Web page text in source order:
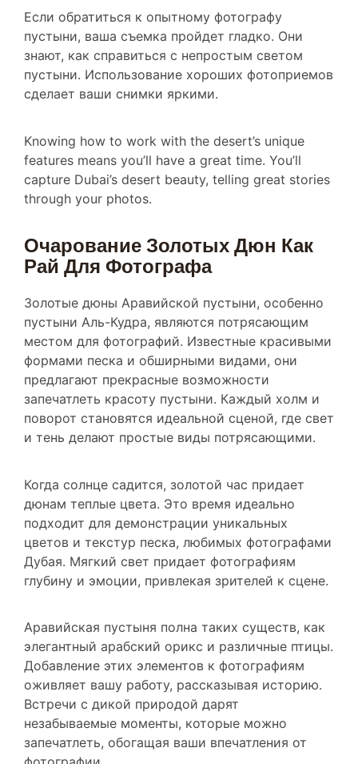
пустыни, ваша съемка пройдет гладко. Они
знают, как справиться с непростым светом
пустыни. Использование хороших фотоприемов
сделает ваши снимки яркими.
features means you’ll have a great time. You’ll
capture Dubai’s desert beauty, telling great stories
through your photos.
Рай Для Фотографа
пустыни Аль-Кудра, являются потрясающим
местом для фотографий. Известные красивыми
формами песка и обширными видами, они
предлагают прекрасные возможности
запечатлеть красоту пустыни. Каждый холм и
поворот становятся идеальной сценой, где свет
и тень делают простые виды потрясающими.
дюнам теплые цвета. Это время идеально
подходит для демонстрации уникальных
цветов и текстур песка, любимых фотографами
Дубая. Мягкий свет придает фотографиям
глубину и эмоции, привлекая зрителей к сцене.
элегантный арабский орикс и различные птицы.
Добавление этих элементов к фотографиям
оживляет вашу работу, рассказывая историю.
Встречи с дикой природой дарят
незабываемые моменты, которые можно
запечатлеть, обогащая ваши впечатления от
фотографии.